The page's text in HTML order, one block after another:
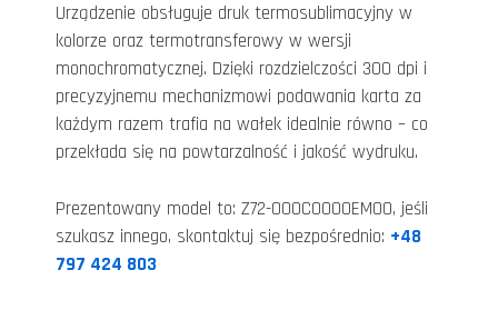
Urządzenie obsługuje druk termosublimacyjny w
kolorze oraz termotransferowy w wersji
monochromatycznej. Dzięki rozdzielczości 300 dpi i
precyzyjnemu mechanizmowi podawania karta za
każdym razem trafia na wałek idealnie równo – co
przekłada się na powtarzalność i jakość wydruku.
Prezentowany model to: Z72-000C0000EM00, jeśli
szukasz innego, skontaktuj się bezpośrednio: +48
797 424 803